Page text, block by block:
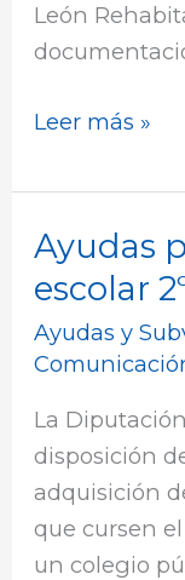
León
Leer más »
Ayudas
escolar
Ayudas y
La
disposición
adquisición
que cursen
un colegio
Ayudas
para
escolar
ciclo
de
infantil